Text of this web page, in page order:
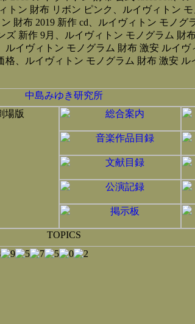
ン 財布 リボン ピンク、ルイヴィトン
財布 2019 新作 cd、ルイヴィトン モノ
新作 9月、ルイヴィトン モノグラム 財
イヴィトン モノグラム 財布 激安 ルイ
、ルイヴィトン モノグラム 財布 激安